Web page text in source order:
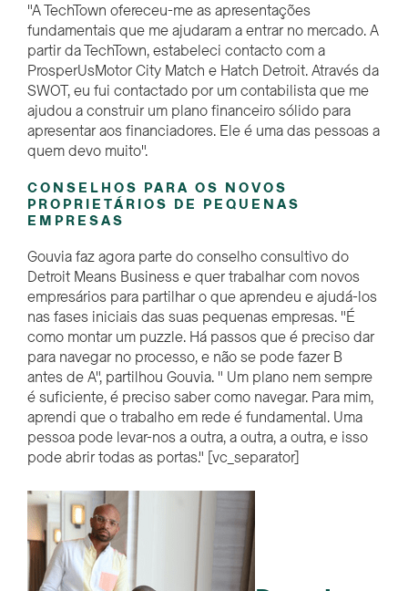
"A TechTown ofereceu-me as apresentações
fundamentais que me ajudaram a entrar no mercado. A
partir da TechTown, estabeleci contacto com a
ProsperUsMotor City Match e Hatch Detroit. Através da
SWOT, eu fui contactado porum contabilista que me
ajudou a construir um plano financeiro sólido para
apresentar aos financiadores. Ele é uma das pessoas a
quem devo muito".
CONSELHOS PARA OS NOVOS
PROPRIETÁRIOS DE PEQUENAS
EMPRESAS
Gouviafaz agora parte doconselhoconsultivo do
Detroit Means Businessequer trabalhar com novos
empresários para partilhar o que aprendeu e ajudá-los
nas fases iniciais das suas pequenas empresas. "É
como montar um puzzle. Há passos que é preciso dar
para navegar no processo, e não se pode fazer B
antes de A", partilhou Gouvia. " Um plano nem sempre
ésuficiente,é preciso saber como navegar. Para mim,
aprendi que o trabalho em rede é fundamental. Uma
pessoa pode levar-nos a outra, a outra, a outra, e isso
pode abrir todas as portas." [vc_separator]